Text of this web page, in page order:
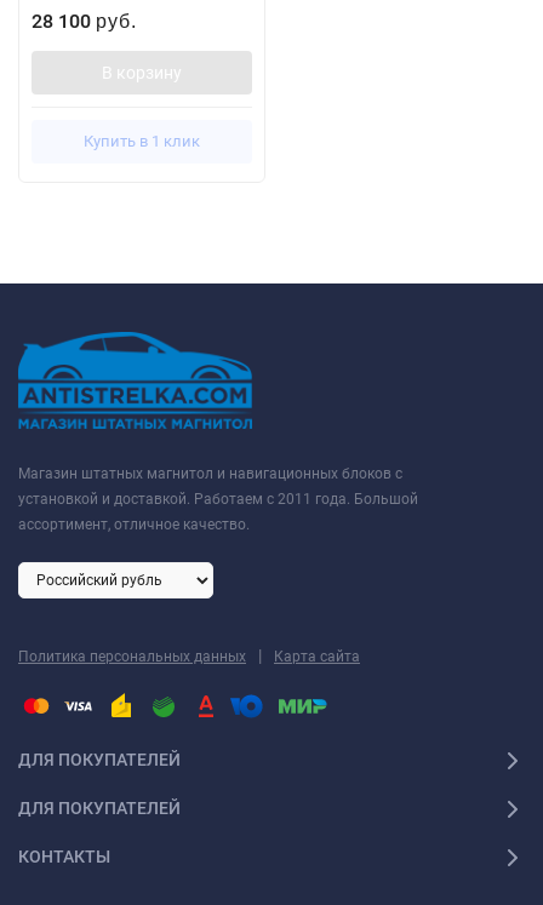
28 100 руб.
В корзину
Купить в 1 клик
Магазин штатных магнитол и навигационных блоков с
установкой и доставкой. Работаем с 2011 года. Большой
ассортимент, отличное качество.
Политика персональных данных | Карта сайта
ДЛЯ ПОКУПАТЕЛЕЙ
ДЛЯ ПОКУПАТЕЛЕЙ
КОНТАКТЫ